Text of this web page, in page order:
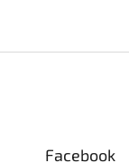
Facebook